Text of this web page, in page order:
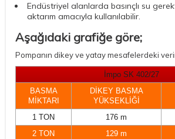
Endüstriyel alanlarda basınçlı su
aktarım amacıyla kullanılabilir.
Aşağıdaki grafiğe göre;
Pompanın dikey ve yatay mesafelerdeki
İmpo SK 402/27
BASMA
MİKTARI
DİKEY BASMA
YÜKSEKLİĞİ
1 TON
176 m
2 TON
129 m